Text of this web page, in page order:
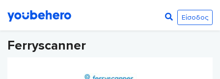
Είσοδος
Ferryscanner